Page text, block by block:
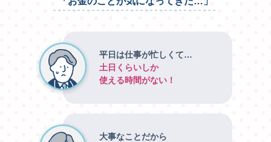
平日は仕事が忙しくて…
土日くらいしか
使える時間がない！
大事なことだから